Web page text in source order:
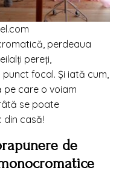
perdeaua
pereți,
focal. Și iată cum,
pe care o voiam
se poate
din casă!
de